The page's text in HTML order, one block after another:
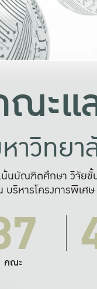
แก้ไขจา
ะแ
าวิทย
น้นบัณฑิตศึกษา วิจัย
บริหารโครงการพิเศ
คณะ